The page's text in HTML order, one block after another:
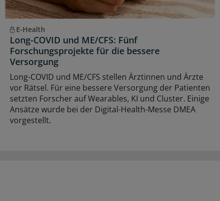
E-Health
Long-COVID und ME/CFS: Fünf
Forschungsprojekte für die bessere
Versorgung
Long-COVID und ME/CFS stellen Ärztinnen und Ärzte
vor Rätsel. Für eine bessere Versorgung der Patienten
setzten Forscher auf Wearables, KI und Cluster. Einige
Ansätze wurde bei der Digital-Health-Messe DMEA
vorgestellt.